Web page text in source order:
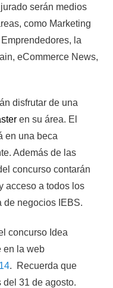
serán medios
como Marketing
la
eCommerce News,
disfrutar de una
en su área. El
en una beca
Además de las
concurso contarán
acceso a todos los
de negocios IEBS.
concurso Idea
en la web
. Recuerda que
del 31 de agosto.